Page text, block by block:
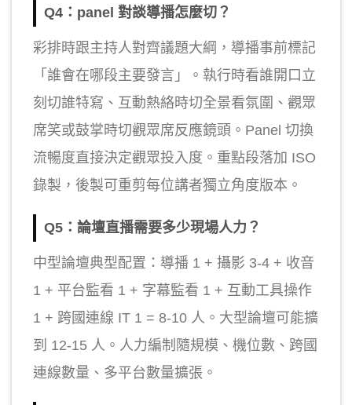
Q4：panel 對談導播怎麼切？
彩排時跟主持人對齊議題大綱，導播事前標記
「誰會在哪段主要發言」。執行時看誰開口立
刻切誰特寫、互動熱絡時切全景看氛圍、觀眾
席笑或鼓掌時切觀眾席反應鏡頭。Panel 切換
流暢度直接決定觀眾投入度。重點段落加 ISO
錄製，後製可重剪每位講者獨立角度版本。
Q5：論壇直播需要多少現場人力？
中型論壇典型配置：導播 1 + 攝影 3-4 + 收音
1 + 平台監看 1 + 字幕監看 1 + 互動工具操作
1 + 跨國連線 IT 1 = 8-10 人。大型論壇可能擴
到 12-15 人。人力編制隨規模、機位數、跨國
連線數量、多平台數量擴張。